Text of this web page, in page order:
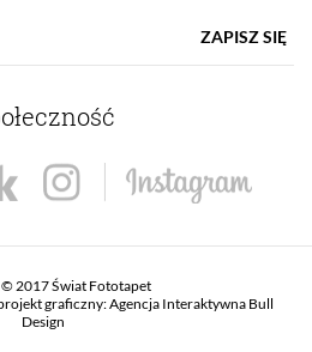
ZAPISZ SIĘ
2017 Świat Fototapet
projekt graficzny:Agencja Interaktywna Bull
Design